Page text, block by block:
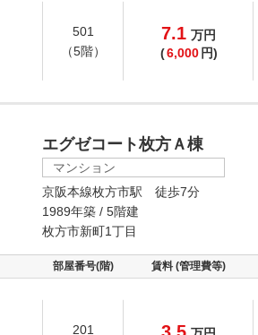
501
（5階）
7.1 万円
(6,000 円)
エグゼコート枚方Ａ棟
マンション
京阪本線枚方市駅 徒歩7分
1989年築 / 5階建
枚方市新町1丁目
部屋番号(階) 賃料 (管理費等)
201